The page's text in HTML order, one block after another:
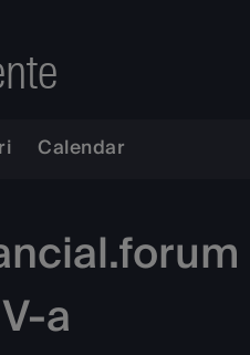
Calendar
a